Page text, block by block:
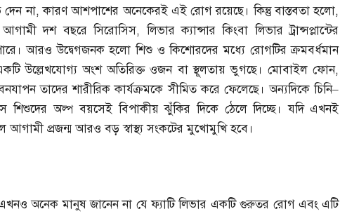
দেন না,কারণ আশপাশের অনেকেরই এই রোগ রয়েছে। কিন্তু বাস্তবতা হলো,
আগামী দশ বছরে সিরোসিস,লিভার ক্যান্সার কিংবা লিভার ট্রান্সপ্লান্টের
আরও উদ্বেগজনক হলো শিশু ও কিশোরদের মধ্যে রোগটির ক্রমবর্ধমান
একটি উল্লেখযোগ্য অংশ অতিরিক্ত ওজন বা স্থূলতায় ভুগছে। মোবাইল ফোন,
তাদের শারীরিক কার্যক্রমকে সীমিত করে ফেলেছে। অন্যদিকে চিনি–
শিশুদের অল্প বয়সেই বিপাকীয় ঝুঁকির দিকে ঠেলে দিচ্ছে। যদি এখনই
আগামী প্রজন্ম আরও বড় স্বাস্থ্য সংকটের মুখোমুখি হবে।
অনেক মানুষ জানেন না যে ফ্যাটি লিভার একটি গুরুতর রোগ এবং এটি